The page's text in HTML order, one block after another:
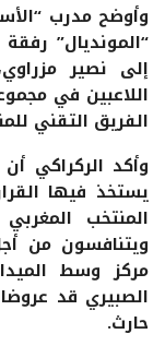
وأوضح مدرب
“المونديال”
إلى نصير
اللاعبين في
الفريق التقني
يستخذ فيها
المنتخب
ويتنافسون من
مركز وسط
الصبيري قد
حارث.